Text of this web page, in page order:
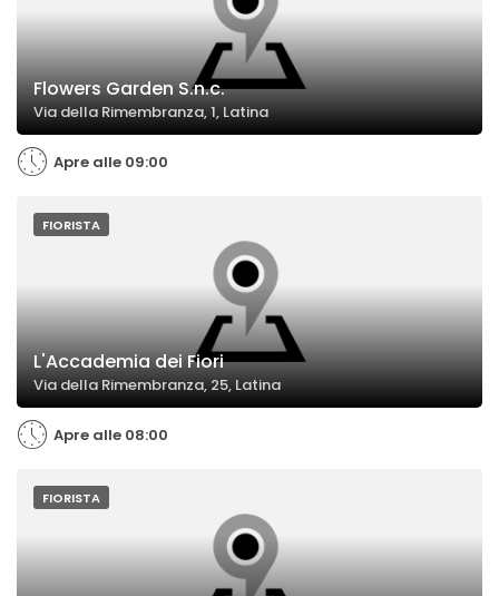
Flowers Garden S.n.c.
Via della Rimembranza, 1, Latina
Apre alle 09:00
FIORISTA
L'Accademia dei Fiori
Via della Rimembranza, 25, Latina
Apre alle 08:00
FIORISTA